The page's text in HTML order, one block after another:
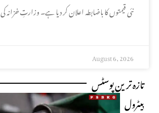
نئی قیمتوں کا باضابطہ اعلان کر دیا ہے۔ وزارتِ خزانہ کی
August 6, 2026
تازہ ترین پوسٹس
پیٹرول